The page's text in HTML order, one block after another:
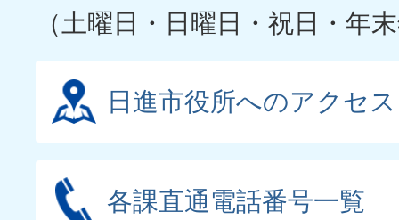
（土曜日・日曜日・祝日・年
日進市役所へのアクセス
各課直通電話番号一覧